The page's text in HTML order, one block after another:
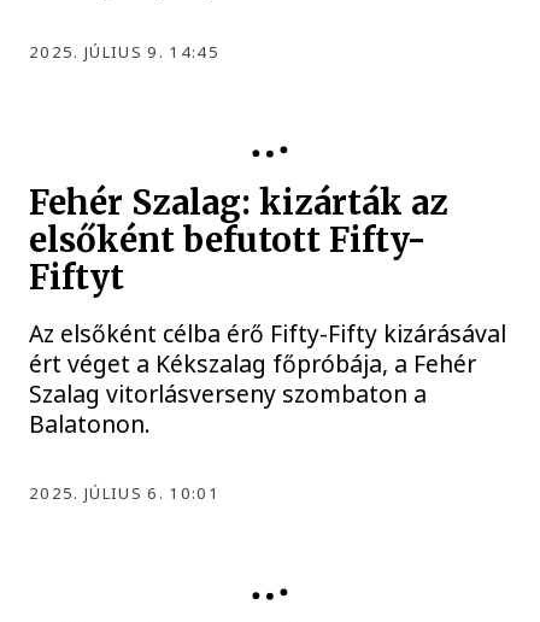
2025. JÚLIUS 9. 14:45
Fehér Szalag: kizárták az
elsőként befutott Fifty-
Fiftyt
Az elsőként célba érő Fifty-Fifty kizárásával
ért véget a Kékszalag főpróbája, a Fehér
Szalag vitorlásverseny szombaton a
Balatonon.
2025. JÚLIUS 6. 10:01